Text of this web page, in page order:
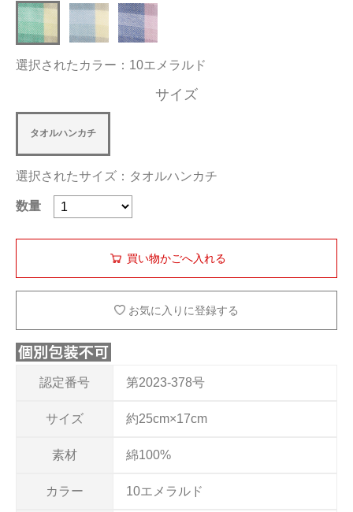
お問い合わせ
認定番号 第2023-378号
サイズ 約25cm×17cm
素材 綿100%
カラー 10エメラルド
選択されたカラー：10エメラルド
サイズ
タオルハンカチ
選択されたサイズ：タオルハンカチ
数量
お気に入りに登録する